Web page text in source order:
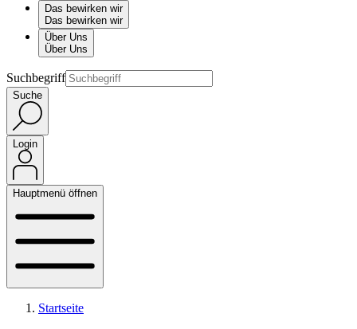
Das bewirken wir
Das bewirken wir
Über Uns
Über Uns
Suchbegriff
Suche
Login
Hauptmenü öffnen
Startseite